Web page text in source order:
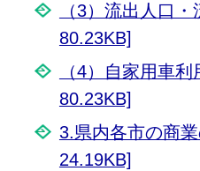
（3）流出人口
80.23KB]
（4）自家用車
80.23KB]
3.県内各市の商
24.19KB]